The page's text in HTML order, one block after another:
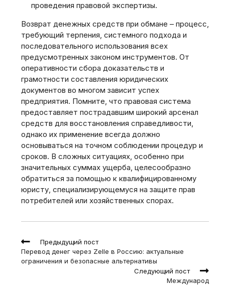
проведения правовой экспертизы.
Возврат денежных средств при обмане – процесс,
требующий терпения, системного подхода и
последовательного использования всех
предусмотренных законом инструментов. От
оперативности сбора доказательств и
грамотности составления юридических
документов во многом зависит успех
предприятия. Помните, что правовая система
предоставляет пострадавшим широкий арсенал
средств для восстановления справедливости,
однако их применение всегда должно
основываться на точном соблюдении процедур и
сроков. В сложных ситуациях, особенно при
значительных суммах ущерба, целесообразно
обратиться за помощью к квалифицированному
юристу, специализирующемуся на защите прав
потребителей или хозяйственных спорах.
Read
more
articles
Предыдущий пост
Перевод денег через Zelle в Россию: актуальные
ограничения и безопасные альтернативы
Следующий пост
Международ